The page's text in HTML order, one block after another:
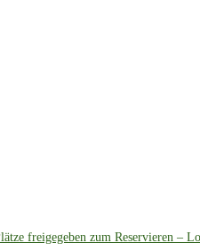
freigegeben zum Reservieren –